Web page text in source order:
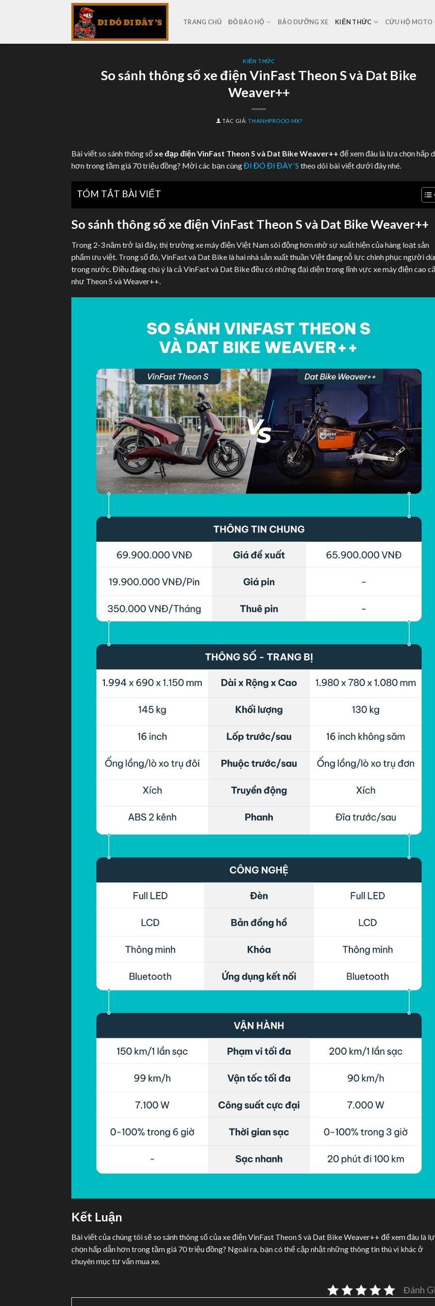
TRANG CHỦ ĐỒ BẢO HỘ BẢO DƯỠNG XE KIẾN THỨC CỨU HỘ MOTO
KIẾN THỨC
So sánh thông số xe điện VinFast Theon S và Dat Bike
Weaver++
TÁC GIẢ:THANHPROOO MX?
Bài viết so sánh thông sốxe đạp điện VinFast Theon S và Dat Bike Weaver++ để xem đâu là lựa chọn hấp
hơn trong tầm giá 70 triệu đồng? Mời các bạn cùngĐI ĐÓ ĐI ĐÂY ‘S theo dõi bài viết dưới đây nhé.
TÓM TẮT BÀI VIẾT
So sánh thông số xe điện VinFast Theon S và Dat Bike Weaver++
Trong 2-3 năm trở lại đây, thị trường xe máy điện Việt Nam sôi động hơn nhờ sự xuất hiện của hàng loạt sản
phẩm ưu việt. Trong số đó, VinFast và Dat Bike là hai nhà sản xuất thuần Việt đang nỗ lực chinh phục người
trong nước. Điều đáng chú ý là cả VinFast và Dat Bike đều có những đại diện trong lĩnh vực xe máy điện cao
như Theon S và Weaver++.
Kết Luận
Bài viết của chúng tôi sẽ so sánh thông số của xe điện VinFast Theon S và Dat Bike Weaver++ để xem đâu là
chọn hấp dẫn hơn trong tầm giá 70 triệu đồng? Ngoài ra, bạn có thể cập nhật những thông tin thú vị khác ở
chuyên mục tư vấn mua xe.
Đánh